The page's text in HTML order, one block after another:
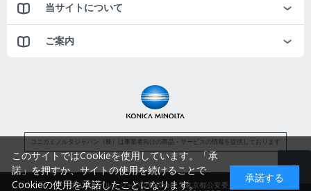
当サイトについて
ご案内
コニカミノルタジャパン（株）は事業者向けの商品・サービスの情報を提供しております
コニカミノルタジャパン株式会社／東京都公安委員会
このサイトではCookieを使用しています。「承
諾」を押すか、サイトの使用を続けることで
Cookieの使用を承諾したことになります。
承諾する